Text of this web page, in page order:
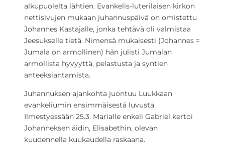
alkupuolelta lähtien. Evankelis-luterilaisen kirkon
nettisivujen mukaan juhannuspäivä on omistettu
Johannes Kastajalle, jonka tehtävä oli valmistaa
Jeesukselle tietä. Nimensä mukaisesti (Johannes =
Jumala on armollinen) hän julisti Jumalan
armollista hyvyyttä, pelastusta ja syntien
anteeksiantamista.
Juhannuksen ajankohta juontuu Luukkaan
evankeliumin ensimmäisestä luvusta.
Ilmestyessään 25.3. Marialle enkeli Gabriel kertoi
Johanneksen äidin, Elisabethin, olevan
kuudennella kuukaudella raskaana.